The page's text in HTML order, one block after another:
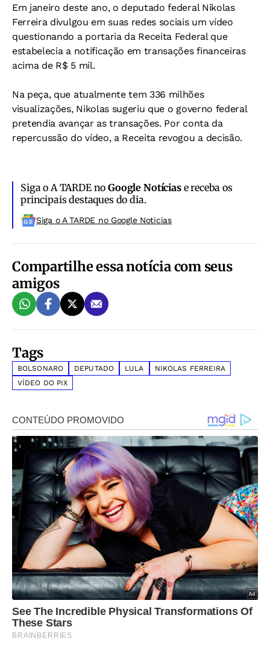
Em janeiro deste ano, o deputado federal Nikolas
Ferreira divulgou em suas redes sociais um vídeo
questionando a portaria da Receita Federal que
estabelecia a notificação em transações financeiras
acima de R$ 5 mil.
Na peça, que atualmente tem 336 milhões
visualizações, Nikolas sugeriu que o governo federal
pretendia avançar as transações. Por conta da
repercussão do vídeo, a Receita revogou a decisão.
Siga o A TARDE noGoogle Notíciase receba os
principais destaques do dia.
Siga o A TARDE no Google Noticias
Compartilhe essa notícia com seus
amigos
Tags
BOLSONARO DEPUTADO LULA
NIKOLAS FERREIRA
VÍDEO DO PIX